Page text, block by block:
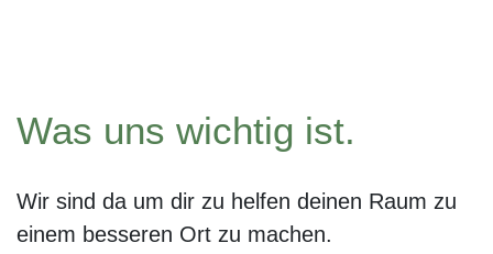
Was uns wichtig ist.
Wir sind da um dir zu helfen deinen Raum zu
einem besseren Ort zu machen.